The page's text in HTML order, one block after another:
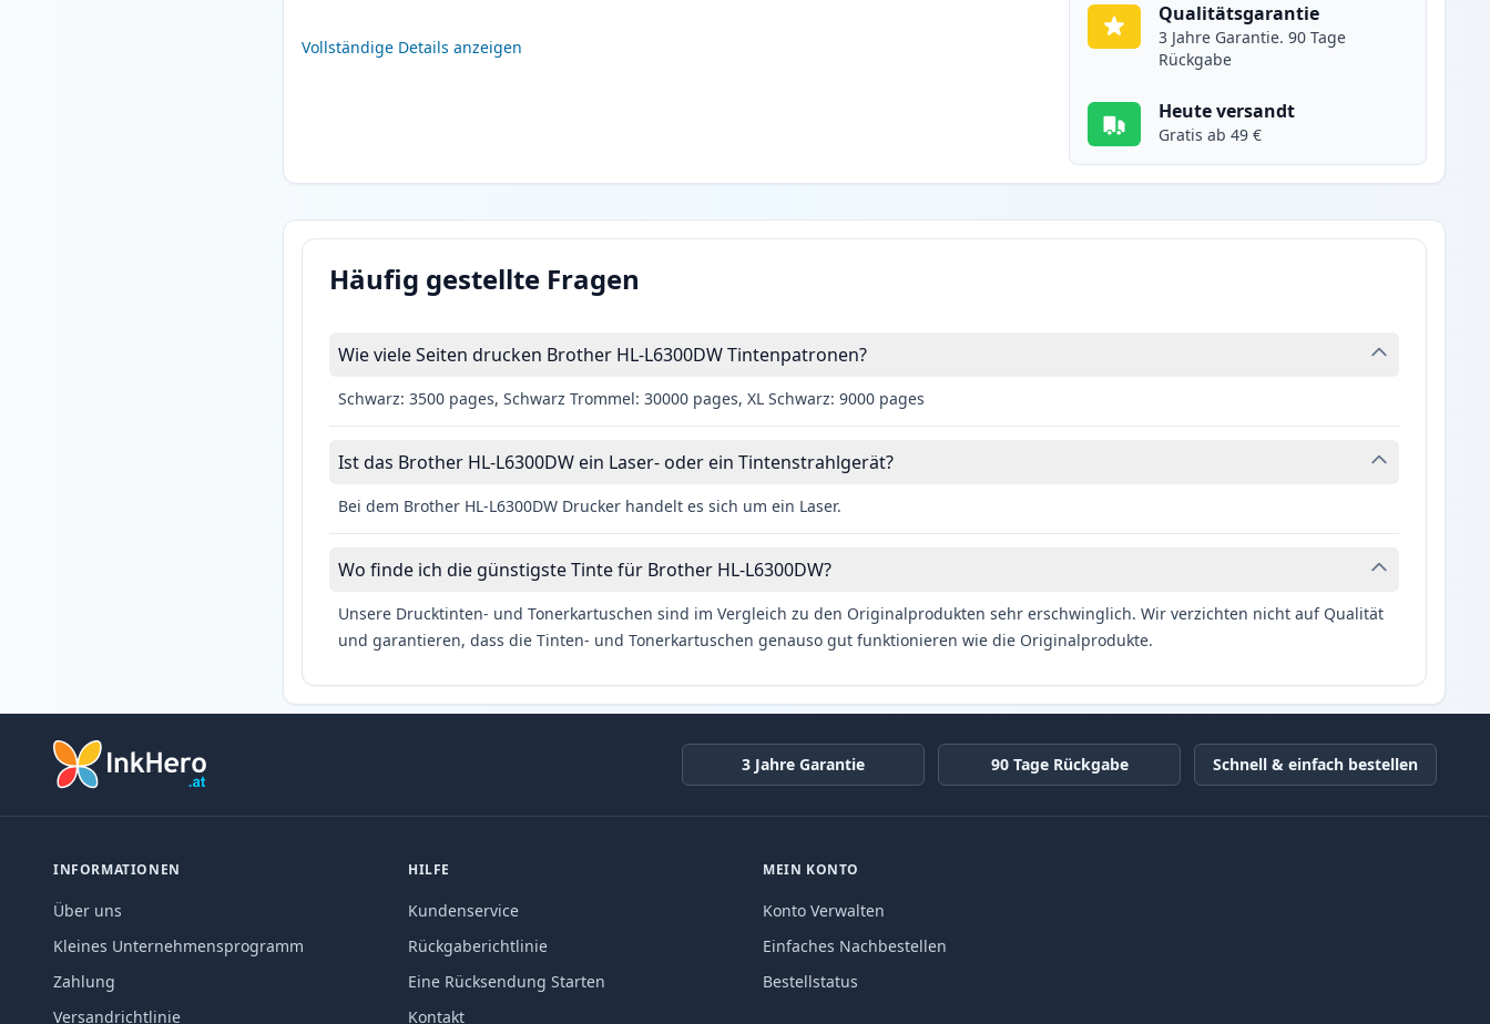
Vollständige Details anzeigen
Qualitätsgarantie
3 Jahre Garantie. 90 Tage
Rückgabe
Heute versandt
Gratis ab 49 €
Häufig gestellte Fragen
Wie viele Seiten drucken Brother HL-L6300DW Tintenpatronen?
Schwarz: 3500 pages, Schwarz Trommel: 30000 pages, XL Schwarz: 9000 pages
Ist das Brother HL-L6300DW ein Laser- oder ein Tintenstrahlgerät?
Bei dem Brother HL-L6300DW Drucker handelt es sich um ein Laser.
Wo finde ich die günstigste Tinte für Brother HL-L6300DW?
Unsere Drucktinten- und Tonerkartuschen sind im Vergleich zu den Originalprodukten sehr erschwinglich. Wir verzichten nicht auf Qualität
und garantieren, dass die Tinten- und Tonerkartuschen genauso gut funktionieren wie die Originalprodukte.
3 Jahre Garantie 90 Tage Rückgabe Schnell & einfach bestellen
INFORMATIONEN
Über uns
Kleines Unternehmensprogramm
Zahlung
Versandrichtlinie
HILFE
Kundenservice
Rückgaberichtlinie
Eine Rücksendung Starten
Kontakt
MEIN KONTO
Konto Verwalten
Einfaches Nachbestellen
Bestellstatus